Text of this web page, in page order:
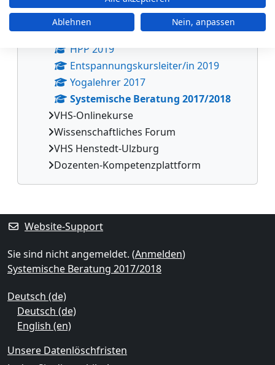
Systemische Beratung 2020/2021
Yoga 2020
HPP 2019
Entspannungskursleiter/in 2019
Yogalehrer 2017
Systemische Beratung 2017/2018
VHS-Onlinekurse
Wissenschaftliches Forum
VHS Henstedt-Ulzburg
Dozenten-Kompetenzplattform
Ergänzungsblöcke
Website-Support
Sie sind nicht angemeldet. (Anmelden)
Systemische Beratung 2017/2018
Deutsch ‎(de)‎
Deutsch ‎(de)‎
English ‎(en)‎
Unsere Datenlöschfristen
Ablehnen
Nein, anpassen